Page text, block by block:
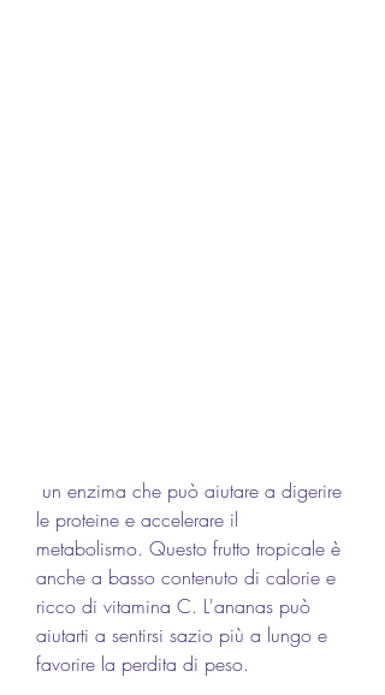
le proteine e accelerare il
metabolismo. Questo frutto tropicale è
anche a basso contenuto di calorie e
ricco di vitamina C. L'ananas può
aiutarti a sentirsi sazio più a lungo e
favorire la perdita di peso.